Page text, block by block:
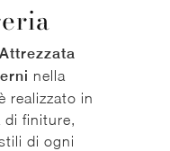
nella
realizzato in
di finiture,
di ogni